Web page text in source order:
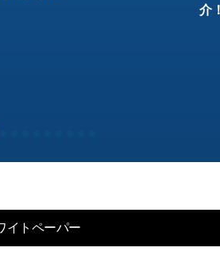
介
イトペーパー